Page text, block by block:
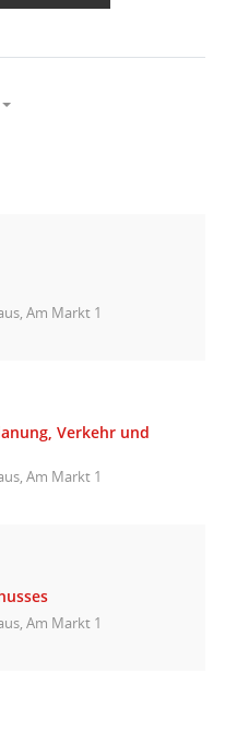
Am Markt 1
Verkehr und
Am Markt 1
Am Markt 1